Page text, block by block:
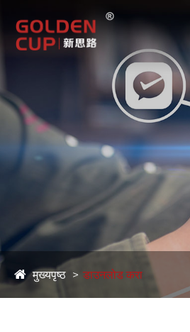
मुख्यपृष्ठ डाउनलोड करा